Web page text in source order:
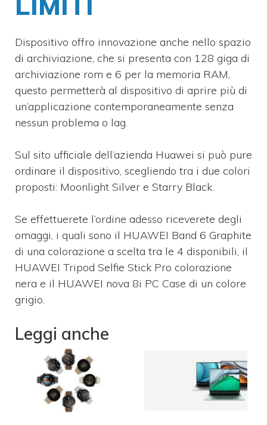
Dispositivo offro innovazione anche nello spazio
di archiviazione, che si presenta con 128 giga di
archiviazione rom e 6 per la memoria RAM,
questo permetterà al dispositivo di aprire più di
un’applicazione contemporaneamente senza
nessun problema o lag.
Sul sito ufficiale dell’azienda Huawei si può pure
ordinare il dispositivo, scegliendo tra i due colori
proposti: Moonlight Silver e Starry Black.
Se effettuerete l’ordine adesso riceverete degli
omaggi, i quali sono il HUAWEI Band 6 Graphite
di una colorazione a scelta tra le 4 disponibili, il
HUAWEI Tripod Selfie Stick Pro colorazione
nera e il HUAWEI nova 8i PC Case di un colore
grigio.
Leggi anche